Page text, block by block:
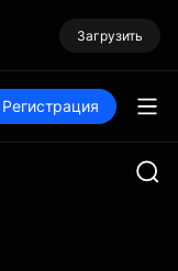
Загрузить
Регистрация